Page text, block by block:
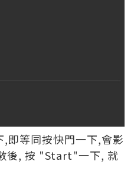
等同按快門一下,會影
後, 按 "Start"一下, 就